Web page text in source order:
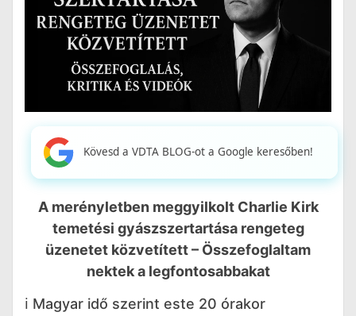
Kövesd a VDTA BLOG-ot a Google keresőben!
A merényletben meggyilkolt Charlie Kirk
temetési gyászszertartása rengeteg
üzenetet közvetített – Összefoglaltam
nektek a legfontosabbakat
ℹ️ Magyar idő szerint este 20 órakor